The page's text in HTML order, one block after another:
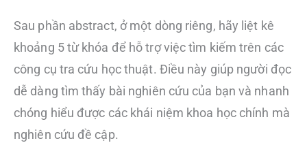
Sau phần abstract, ở một dòng riêng, hãy liệt kê
khoảng 5 từ khóa để hỗ trợ việc tìm kiếm trên các
công cụ tra cứu học thuật. Điều này giúp người đọc
dễ dàng tìm thấy bài nghiên cứu của bạn và nhanh
chóng hiểu được các khái niệm khoa học chính mà
nghiên cứu đề cập.